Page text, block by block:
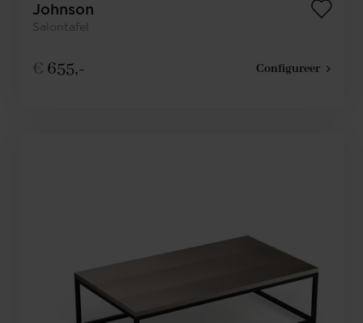
Johnson
Salontafel
€ 655,- Configureer